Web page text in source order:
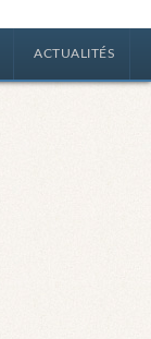
ACTUALITÉS